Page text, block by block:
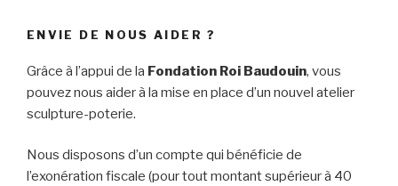
ENVIE DE NOUS AIDER ?
Grâce à l’appui de la Fondation Roi Baudouin, vous
pouvez nous aider à la mise en place d’un nouvel atelier
sculpture-poterie.
Nous disposons d’un compte qui bénéficie de
l’exonération fiscale (pour tout montant supérieur à 40